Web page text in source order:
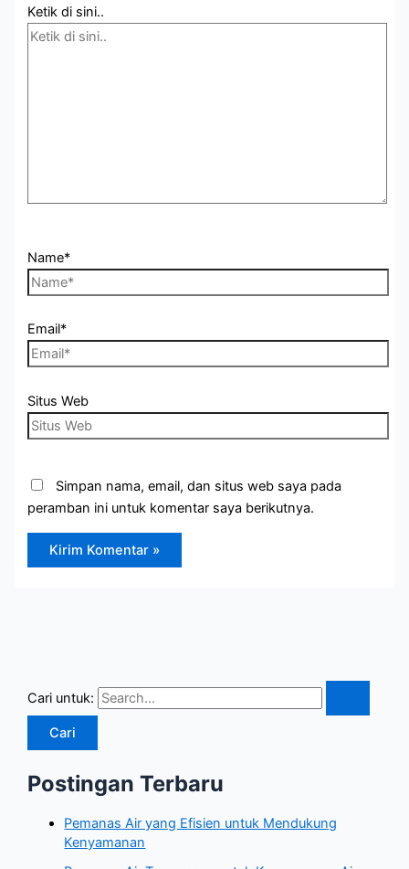
Ketik di sini..
Name*
Email*
Situs Web
Simpan nama, email, dan situs web saya pada
peramban ini untuk komentar saya berikutnya.
Cari untuk:
Postingan Terbaru
Pemanas Air yang Efisien untuk Mendukung
Kenyamanan